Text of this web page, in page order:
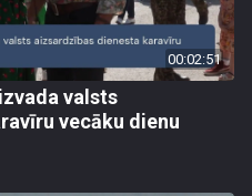
00:02:51
valsts
vecāku dienu